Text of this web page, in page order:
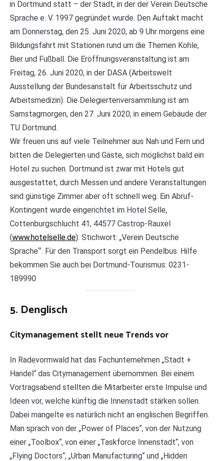
in Dortmund statt – der Stadt, in der der Verein Deutsche
Sprache e. V. 1997 gegründet wurde. Den Auftakt macht
am Donnerstag, den 25. Juni 2020, ab 9 Uhr morgens eine
Bildungsfahrt mit Stationen rund um die Themen Kohle,
Bier und Fußball. Die Eröffnungsveranstaltung ist am
Freitag, 26. Juni 2020, in der DASA (Arbeitswelt
Ausstellung der Bundesanstalt für Arbeitsschutz und
Arbeitsmedizin). Die Delegiertenversammlung ist am
Samstagmorgen, den 27. Juni 2020, in einem Gebäude der
TU Dortmund.
Wir freuen uns auf viele Teilnehmer aus Nah und Fern und
bitten die Delegierten und Gäste, sich möglichst bald ein
Hotel zu suchen. Dortmund ist zwar mit Hotels gut
ausgestattet, durch Messen und andere Veranstaltungen
sind günstige Zimmer aber oft schnell weg. Ein Abruf-
Kontingent wurde eingerichtet im Hotel Selle,
Cottenburgschlucht 41, 44577 Castrop-Rauxel
(www.hotelselle.de). Stichwort: „Verein Deutsche
Sprache‟. Für den Transport sorgt ein Pendelbus. Hilfe
bekommen Sie auch bei Dortmund-Tourismus: 0231-
189990
5. Denglisch
Citymanagement stellt neue Trends vor
In Radevormwald hat das Fachunternehmen „Stadt +
Handel“ das Citymanagement übernommen. Bei einem
Vortragsabend stellten die Mitarbeiter erste Impulse und
Ideen vor, welche künftig die Innenstadt stärken sollen.
Dabei mangelte es natürlich nicht an englischen Begriffen.
Man sprach von der „Power of Places“, von der Nutzung
einer „Toolbox“, von einer „Taskforce Innenstadt“, von
„Flying Doctors“, „Urban Manufacturing“ und „Hidden